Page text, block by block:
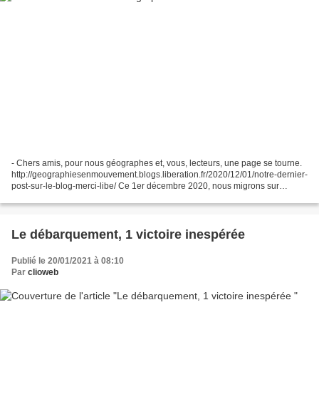
- Chers amis, pour nous géographes et, vous, lecteurs, une page se tourne.
http://geographiesenmouvement.blogs.liberation.fr/2020/12/01/notre-dernier-
post-sur-le-blog-merci-libe/ Ce 1er décembre 2020, nous migrons sur
Le débarquement, 1 victoire inespérée
Publié le 20/01/2021 à 08:10
Par clioweb